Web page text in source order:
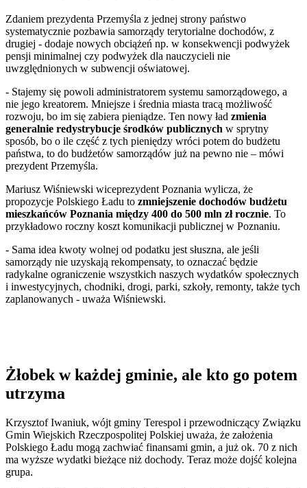
Zdaniem prezydenta Przemyśla z jednej strony państwo
systematycznie pozbawia samorządy terytorialne dochodów, z
drugiej - dodaje nowych obciążeń np. w konsekwencji podwyżek
pensji minimalnej czy podwyżek dla nauczycieli nie
uwzględnionych w subwencji oświatowej.
- Stajemy się powoli administratorem systemu samorządowego, a
nie jego kreatorem. Mniejsze i średnia miasta tracą możliwość
rozwoju, bo im się zabiera pieniądze. Ten nowy ład zmienia
generalnie redystrybucje środków publicznych w sprytny
sposób, bo o ile część z tych pieniędzy wróci potem do budżetu
państwa, to do budżetów samorządów już na pewno nie – mówi
prezydent Przemyśla.
Mariusz Wiśniewski wiceprezydent Poznania wylicza, że
propozycje Polskiego Ładu to zmniejszenie dochodów budżetu
mieszkańców Poznania między 400 do 500 mln zł rocznie. To
przykładowo roczny koszt komunikacji publicznej w Poznaniu.
- Sama idea kwoty wolnej od podatku jest słuszna, ale jeśli
samorządy nie uzyskają rekompensaty, to oznaczać będzie
radykalne ograniczenie wszystkich naszych wydatków społecznych
i inwestycyjnych, chodniki, drogi, parki, szkoły, remonty, także tych
zaplanowanych - uważa Wiśniewski.
Żłobek w każdej gminie, ale kto go potem
utrzyma
Krzysztof Iwaniuk, wójt gminy Terespol i przewodniczący Związku
Gmin Wiejskich Rzeczpospolitej Polskiej uważa, że założenia
Polskiego Ładu mogą zachwiać finansami gmin, a już ok. 70 z nich
ma wyższe wydatki bieżące niż dochody. Teraz może dojść kolejna
grupa.